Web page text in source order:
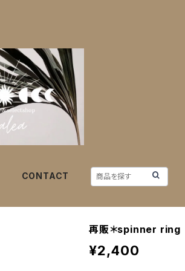
CONTACT
再販＊spinner ring
¥2,400